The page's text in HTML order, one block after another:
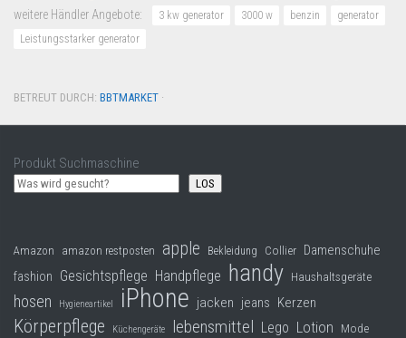
weitere Händler Angebote: 3 kw generator 3000 w benzin
generator
Leistungsstarker generator
BETREUT DURCH: BBTMARKET ·
Produkt Suchmaschine
LOS
Amazon amazon restposten apple Bekleidung Collier Damenschuhe
fashion Gesichtspflege Handpflege handy Haushaltsgeräte
hosen Hygieneartikel iPhone jacken jeans Kerzen
Körperpflege Küchengeräte lebensmittel Lego Lotion Mode